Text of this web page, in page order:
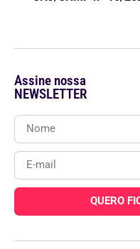
Assine nossa
NEWSLETTER
QUERO